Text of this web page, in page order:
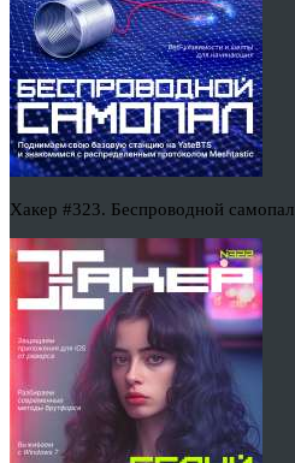
Хакер #323. Беспроводной самопал